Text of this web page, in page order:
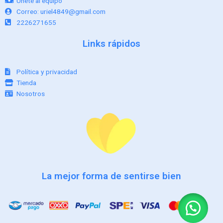
Correo: uriel4849@gmail.com
2226271655
Links rápidos
Política y privacidad
Tienda
Nosotros
La mejor forma de sentirse bien